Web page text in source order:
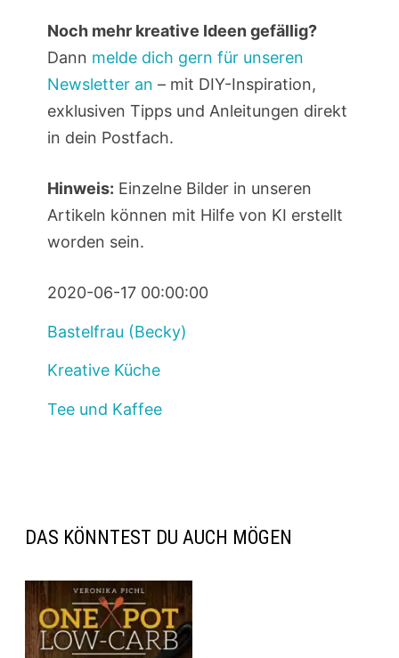
Noch mehr kreative Ideen gefällig?
Dann melde dich gern für unseren
Newsletter an – mit DIY-Inspiration,
exklusiven Tipps und Anleitungen direkt
in dein Postfach.
Hinweis: Einzelne Bilder in unseren
Artikeln können mit Hilfe von KI erstellt
worden sein.
2020-06-17 00:00:00
Bastelfrau (Becky)
Kreative Küche
Tee und Kaffee
DAS KÖNNTEST DU AUCH MÖGEN